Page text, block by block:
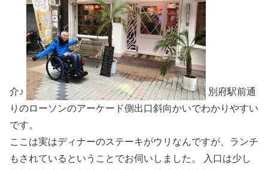
介♪
別府駅前通
りのローソンのアーケード側出口斜向かいでわかりやすい
です。
ここは実はディナーのステーキがウリなんですが、ランチ
もされているということでお伺いしました。 入口は少し